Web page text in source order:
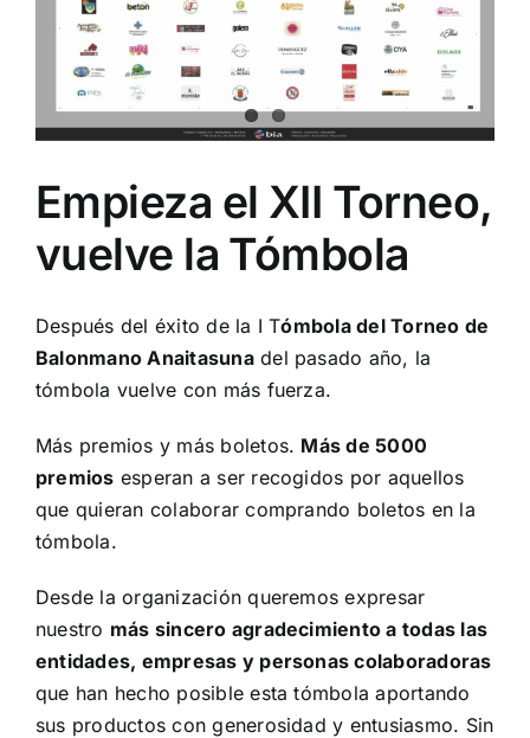
Empieza el XII Torneo,
vuelve la Tómbola
Después del éxito de la I Tómbola del Torneo de
Balonmano Anaitasunadel pasado año, la
tómbola vuelve con más fuerza.
Más premios y más boletos. Más de 5000
premios esperan a ser recogidos por aquellos
que quieran colaborar comprando boletos en la
tómbola.
Desde la organización queremos expresar
nuestro más sincero agradecimiento a todas las
entidades, empresas y personas colaboradoras
que han hecho posible esta tómbola aportando
sus productos con generosidad y entusiasmo. Sin